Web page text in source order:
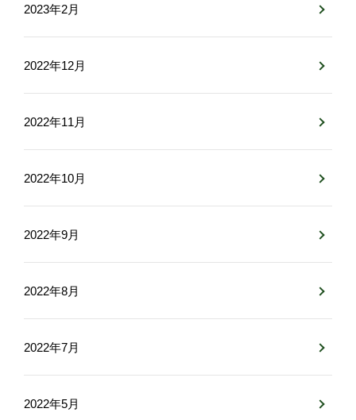
2023年2月
2022年12月
2022年11月
2022年10月
2022年9月
2022年8月
2022年7月
2022年5月